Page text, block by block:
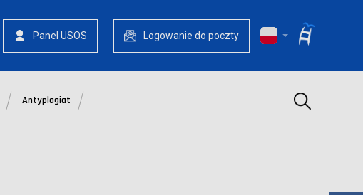
Panel USOS Logowanie do poczty
Antyplagiat Szukaj